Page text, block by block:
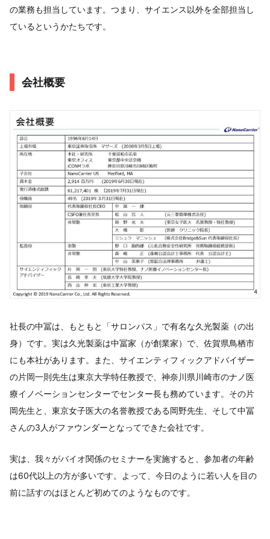
の業務も担当しています。つまり、サイエンス以外を全部担当し
ているというかたちです。
会社概要
社長の中冨は、もともと「サロンパス」で有名な久光製薬（の出
身）です。実は久光製薬は中冨家（が創業家）で、佐賀県鳥栖市
にも本社があります。また、サイエンティフィックアドバイザー
の片岡一則先生は東京大学特任教授で、神奈川県川崎市のナノ医
療イノベーションセンターでセンター長も務めています。その片
岡先生と、東京女子医大の名誉教授である岡野先生、そして中冨
さんの3人がファウンダーとなってできた会社です。
実は、我々がバイオ関係のセミナーを実施すると、参加者の年齢
は60代以上の方が多いです。よって、今日のように若い人を目の
前に話すのはほとんど初めてのようなものです。